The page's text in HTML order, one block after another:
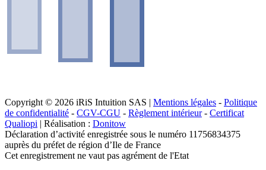
Copyright © 2026 iRiS Intuition SAS | Mentions légales - Politique
de confidentialité - CGV-CGU - Règlement intérieur- Certificat
Qualiopi | Réalisation : Donitow
Déclaration d’activité enregistrée sous le numéro 11756834375
auprès du préfet de région d’Ile de France
Cet enregistrement ne vaut pas agrément de l'Etat